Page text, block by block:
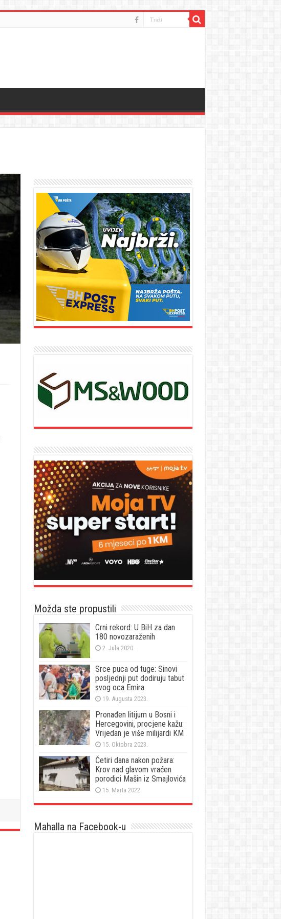
Možda ste propustili
Crni rekord: U BiH za dan
180 novozaraženih
2. Jula 2020.
Srce puca od tuge: Sinovi
posljednji put dodiruju tabut
svog oca Emira
19. Augusta 2023.
Pronađen litijum u Bosni i
Hercegovini, procjene kažu:
Vrijedan je više milijardi KM
15. Oktobra 2023.
Četiri dana nakon požara:
Krov nad glavom vraćen
porodici Mašin iz Smajlovića
15. Marta 2022.
Mahalla na Facebook-u